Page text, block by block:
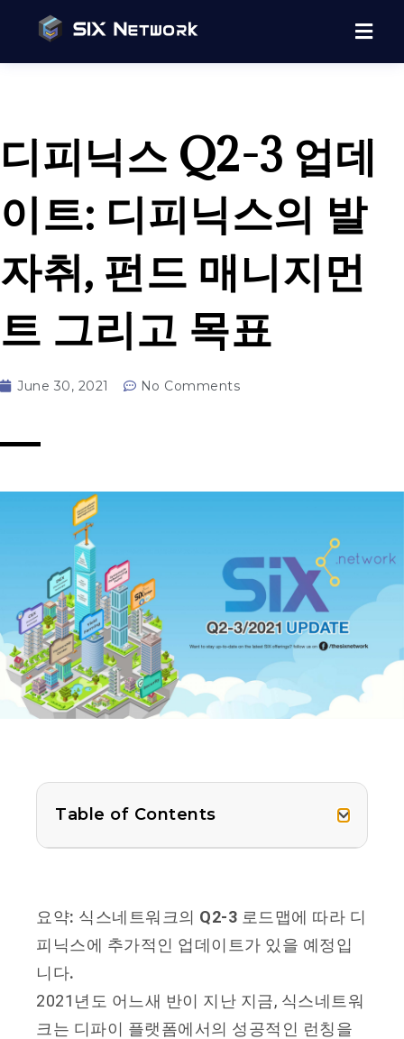
디피닉스 Q2-3 업데
이트: 디피닉스의 발
자취, 펀드 매니지먼
트 그리고 목표
June 30, 2021 No Comments
Table of Contents
요약: 식스네트워크의 Q2-3 로드맵에 따라 디
피닉스에 추가적인 업데이트가 있을 예정입
니다.
2021 년도 어느새 반이 지난 지금, 식스네트워
크는 디파이 플랫폼에서의 성공적인 런칭을